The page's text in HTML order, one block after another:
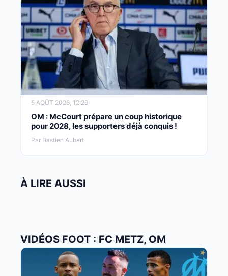
5 AOÛT 2026, 12:29
OM : McCourt prépare un coup historique
pour 2028, les supporters déjà conquis !
Par Bastien Aubert
À LIRE AUSSI
VIDÉOS FOOT : FC METZ, OM